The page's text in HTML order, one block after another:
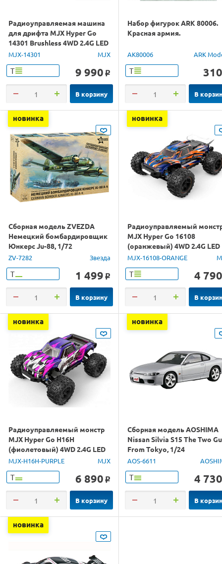
Радиоуправляемая машина
для дрифта MJX Hyper Go
14301 Brushless 4WD 2.4G LED
1/14 RTR
MJX-14301 MJX
Т 9 990 o
В корзину
Набор фигурок ARK 80006.
Красная армия.
AK80006 ARK
Т 310
В
новинка
Сборная модель ZVEZDA
Немецкий бомбардировщик
Юнкерс Ju-88, 1/72
ZV-7282 Звезда
Т 1 499 o
В корзину
новинка
Радиоуправляемый
MJX Hyper Go 16108
(оранжевый) 4WD 2.4G LED
1/16 RTR
MJX-16108-ORANGE
Т 4 790
В
новинка
Радиоуправляемый монстр
MJX Hyper Go H16H
(фиолетовый) 4WD 2.4G LED
GPS 1/16 RTR
MJX-H16H-PURPLE MJX
Т 6 890 o
В корзину
новинка
Сборная модель AOSHIMA
Nissan Silvia S15 The Two
From Tokyo, 1/24
AOS-6611
Т 4 730
В
новинка